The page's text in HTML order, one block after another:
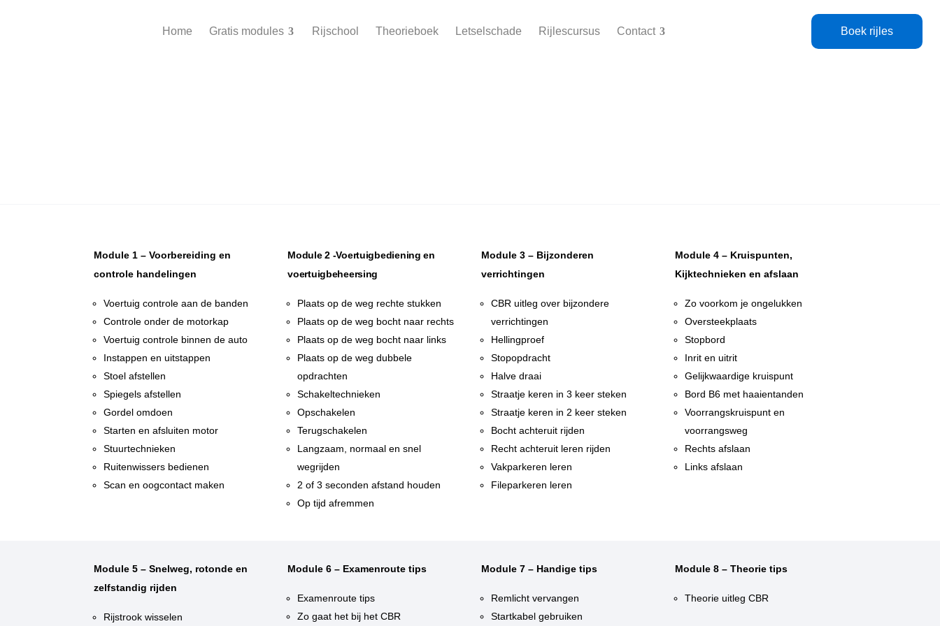
Home Gratis modules Rijschool Theorieboek Letselschade Rijlescursus Contact Boek rijles
Module 1 – Voorbereiding en
controle handelingen
Voertuig controle aan de banden
Controle onder de motorkap
Voertuig controle binnen de auto
Instappen en uitstappen
Stoel afstellen
Spiegels afstellen
Gordel omdoen
Starten en afsluiten motor
Stuurtechnieken
Ruitenwissers bedienen
Scan en oogcontact maken
Module 2 -Voertuigbediening en
voertuigbeheersing
Plaats op de weg rechte stukken
Plaats op de weg bocht naar rechts
Plaats op de weg bocht naar links
Plaats op de weg dubbele
opdrachten
Schakeltechnieken
Opschakelen
Terugschakelen
Langzaam, normaal en snel
wegrijden
2 of 3 seconden afstand houden
Op tijd afremmen
Module 3 – Bijzonderen
verrichtingen
CBR uitleg over bijzondere
verrichtingen
Hellingproef
Stopopdracht
Halve draai
Straatje keren in 3 keer steken
Straatje keren in 2 keer steken
Bocht achteruit rijden
Recht achteruit leren rijden
Vakparkeren leren
Fileparkeren leren
Module 4 – Kruispunten,
Kijktechnieken en afslaan
Zo voorkom je ongelukken
Oversteekplaats
Stopbord
Inrit en uitrit
Gelijkwaardige kruispunt
Bord B6 met haaientanden
Voorrangskruispunt en
voorrangsweg
Rechts afslaan
Links afslaan
Module 5 – Snelweg, rotonde en
zelfstandig rijden
Rijstrook wisselen
Module 6 – Examenroute tips
Examenroute tips
Zo gaat het bij het CBR
Module 7 – Handige tips
Remlicht vervangen
Startkabel gebruiken
Module 8 – Theorie tips
Theorie uitleg CBR